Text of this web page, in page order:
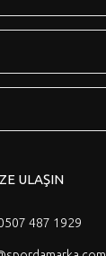
ULAŞIN
487 1929